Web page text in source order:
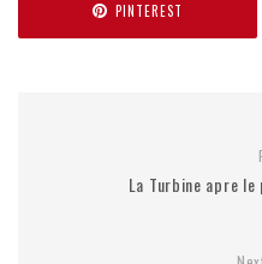
PINTEREST
La Turbine apre